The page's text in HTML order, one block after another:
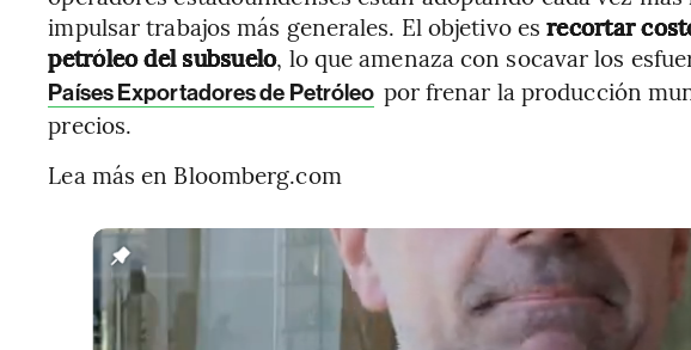
impulsar trabajos más generales. El objetivo esrecortar
petróleo del subsuelo, lo que amenaza con socavar los
Países Exportadores de Petróleo por frenar la producción
precios.
Lea más en Bloomberg.com